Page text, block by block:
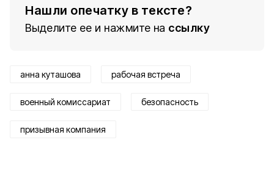
Нашли опечатку в тексте?
Выделите ее и нажмите на ссылку
анна куташова рабочая встреча
военный комиссариат безопасность
призывная компания